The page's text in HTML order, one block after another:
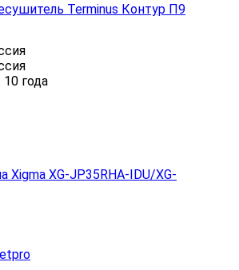
Terminus Контур П9
10 года